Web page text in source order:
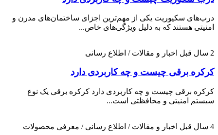
درب‌های سکیوریت یکی از مهم‌ترین اجزای ساختمان‌های مدرن و
امنیتی هستند که به دلیل ویژگی‌های خاص...
2 سال قبل اخبار و مقالات / اطلاع رسانی
کرکره برقی چیست و چه کاربردی دارد
کرکره برقی چیست و چه کاربردی دارد کرکره برقی یک نوع
سیستم امنیتی و محافظتی است...
4 سال قبل اخبار و مقالات / اطلاع رسانی / معرفی محصولات